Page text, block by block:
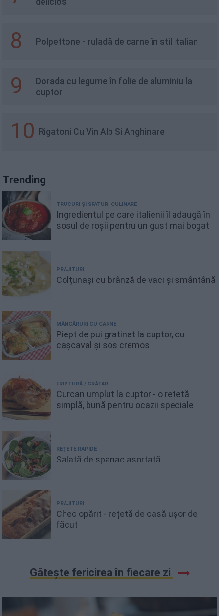
8 Polpettone - ruladă de carne în stil italian
9
Dorada cu legume în folie de aluminiu la
cuptor
10 Rigatoni Cu Vin Alb Si Anghinare
Trending
TRUCURI ȘI SFATURI CULINARE
Ingredientul pe care italienii îl adaugă în
sosul de roșii pentru un gust mai bogat
PRĂJITURI
Colțunași cu brânză de vaci și smântână
MÂNCĂRURI CU CARNE
Piept de pui gratinat la cuptor, cu
cașcaval și sos cremos
FRIPTURĂ / GRĂTAR
Curcan umplut la cuptor - o rețetă
simplă, bună pentru ocazii speciale
REȚETE RAPIDE
Salată de spanac asortată
PRĂJITURI
Chec opărit - rețetă de casă ușor de
făcut
Gătește fericirea în fiecare zi